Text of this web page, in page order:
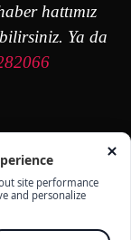
hattımız
Ya da
wa.me/